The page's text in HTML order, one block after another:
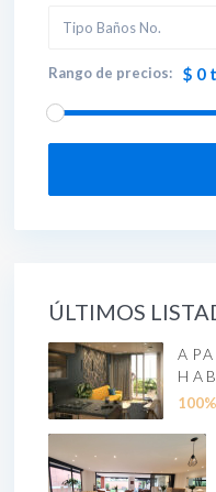
Rango de precios: $ 0
ÚLTIMOS